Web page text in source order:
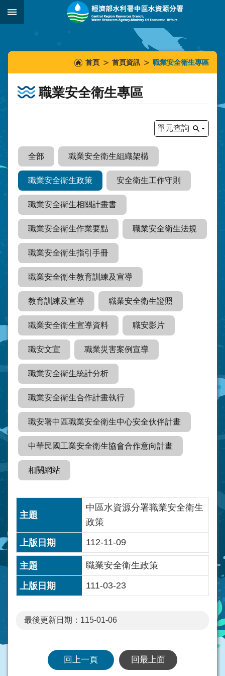
跳到主要內容區塊
::::::
首頁 首頁資訊 職業安全衛生專區
職業安全衛生專區
單元查詢
全部 職業安全衛生組織架構
職業安全衛生政策 安全衛生工作守則
職業安全衛生相關計畫書
職業安全衛生作業要點 職業安全衛生法規
職業安全衛生指引手冊
職業安全衛生教育訓練及宣導
教育訓練及宣導 職業安全衛生證照
職業安全衛生宣導資料 職安影片
職安文宣 職業災害案例宣導
職業安全衛生統計分析
職業安全衛生合作計畫執行
職安署中區職業安全衛生中心安全伙伴計畫
中華民國工業安全衛生協會合作意向計畫
相關網站
中區水資源分署職業安全衛生
政策
112-11-09
職業安全衛生政策
111-03-23
最後更新日期：115-01-06
回上一頁 回最上面